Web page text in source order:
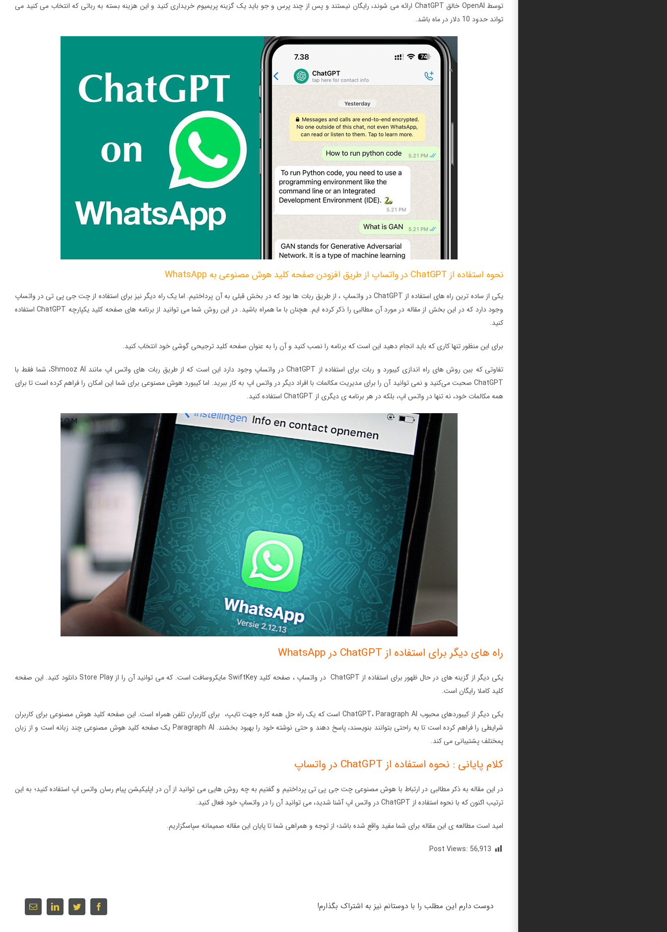
توسط OpenAI خالق ChatGPT ارائه می شوند، رایگان نیستند و پس از چند پرس و جو باید یک گزینه پریمیوم خریداری کنید و این هزینه بسته به رباتی که انتخاب می کنید می
تواند حدود 10 دلار در ماه باشد.
نحوه استفاده از ChatGPT در واتساپ از طریق افزودن صفحه کلید هوش مصنوعی به WhatsApp
یکی از ساده ترین راه های استفاده از ChatGPT در واتساپ ، از طریق ربات ها بود که در بخش قبلی به آن پرداختیم. اما یک راه دیگر نیز برای استفاده از چت جی پی تی در واتساپ
وجود دارد که در این بخش از مقاله در مورد آن مطالبی را ذکر کرده ایم. هچنان با ما همراه باشید. در این روش شما می توانید از برنامه های صفحه کلید یکپارچه ChatGPT استفاده
کنید.
برای این منظور تنها کاری که باید انجام دهید این است که برنامه را نصب کنید و آن را به عنوان صفحه کلید ترجیحی گوشی خود انتخاب کنید.
تفاوتی که بین روش های راه اندازی کیبورد و ربات برای استفاده از ChatGPT در واتساپ وجود دارد این است که از طریق ربات ‌های واتس ‌اپ مانند Shmooz AI، شما فقط با
ChatGPT صحبت می‌کنید و نمی توانید آن را برای مدیریت مکالمات با افراد دیگر در واتس اپ به کار ببرید. اما کیبورد هوش مصنوعی برای شما این امکان را فراهم کرده است تا برای
همه مکالمات خود، نه تنها در واتس اپ، بلکه در هر برنامه ی دیگری از ChatGPT استفاده کنید.
راه های دیگر برای استفاده از ChatGPT در WhatsApp
یکی دیگر از گزینه های در حال ظهور برای استفاده از ChatGPT در واتساپ ، صفحه کلید SwiftKey مایکروسافت است. که می توانید آن را از Store Play دانلود کنید. این صفحه
کلید کاملا رایگان است.
یکی دیگر از کیبوردهای محبوب ChatGPT، Paragraph AI است که یک راه حل همه کاره جهت تایپ، برای کاربران تلفن همراه است. این صفحه کلید هوش مصنوعی برای کاربران
شرایطی را فراهم کرده است تا به راحتی بتوانند بنویسند، پاسخ دهند و حتی نوشته خود را بهبود بخشند. Paragraph AI یک صفحه کلید هوش مصنوعی چند زبانه است و از زبان
پمختلف پشتیبانی می کند.
کلام پایانی : نحوه استفاده از ChatGPT در واتساپ
در این مقاله به ذکر مطالبی در ارتباط با هوش مصنوعی چت جی پی تی پرداختیم و گفتیم به چه روش هایی می توانید از آن در اپلیکیشن پیام رسان واتس اپ استفاده کنید؛ به این
ترتیب اکنون که با نحوه استفاده از ChatGPT در واتس اپ آشنا شدید، می توانید آن را در واتساپ خود فعال کنید.
امید است مطالعه ی این مقاله برای شما مفید واقع شده باشد؛ از توجه و همراهی شما تا پایان این مقاله صمیمانه سپاسگزاریم.
Post Views: 56,913
دوست دارم این مطلب را با دوستانم نیز به اشتراک بگذارم! facebook
twitter
linkedin
Email